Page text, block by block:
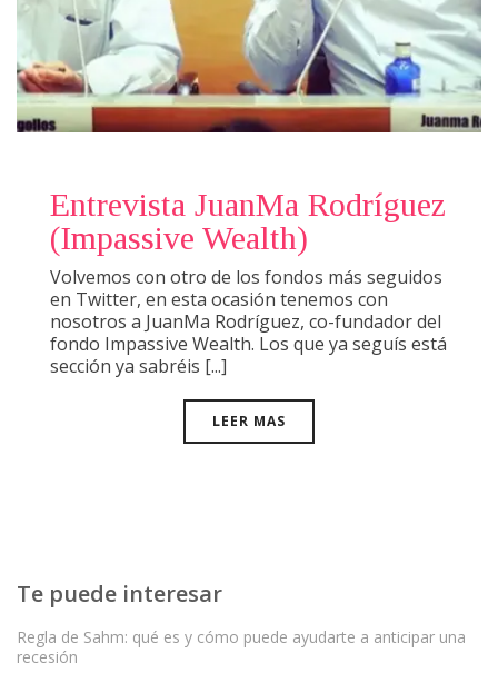
Entrevista JuanMa Rodríguez
(Impassive Wealth)
Volvemos con otro de los fondos más seguidos
en Twitter, en esta ocasión tenemos con
nosotros a JuanMa Rodríguez, co-fundador del
fondo Impassive Wealth. Los que ya seguís está
sección ya sabréis [...]
LEER MAS
Te puede interesar
Regla de Sahm: qué es y cómo puede ayudarte a anticipar una
recesión